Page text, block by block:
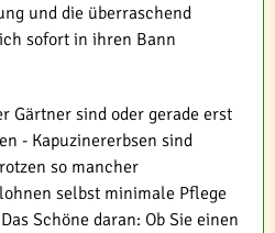
und die überraschend
sofort in ihren Bann
Gärtner sind oder gerade erst
- Kapuzinererbsen sind
so mancher
selbst minimale Pflege
Schöne daran: Ob Sie einen